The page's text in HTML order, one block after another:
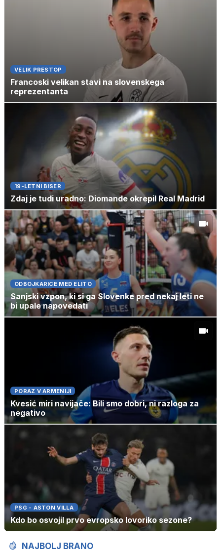
VELIK PRESTOP
Francoski velikan stavi na slovenskega
reprezentanta
19-LETNI BISER
Zdaj je tudi uradno: Diomande okrepil Real Madrid
ODBOJKARICE MED ELITO
Sanjski vzpon, ki si ga Slovenke pred nekaj leti ne
bi upale napovedati
PORAZ V ARMENIJI
Kvesić miri navijače: Bili smo dobri, ni razloga za
negativo
PSG - ASTON VILLA
Kdo bo osvojil prvo evropsko lovoriko sezone?
NAJBOLJ BRANO